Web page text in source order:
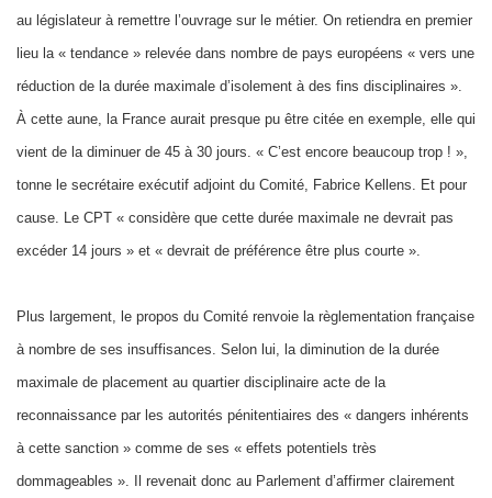
au législateur à remettre l’ouvrage sur le métier. On retiendra en premier
lieu la « tendance » relevée dans nombre de pays européens « vers une
réduction de la durée maximale d’isolement à des fins disciplinaires ».
À cette aune, la France aurait presque pu être citée en exemple, elle qui
vient de la diminuer de 45 à 30 jours. « C’est encore beaucoup trop ! »,
tonne le secrétaire exécutif adjoint du Comité, Fabrice Kellens. Et pour
cause. Le CPT « considère que cette durée maximale ne devrait pas
excéder 14 jours » et « devrait de préférence être plus courte ».
Plus largement, le propos du Comité renvoie la règlementation française
à nombre de ses insuffisances. Selon lui, la diminution de la durée
maximale de placement au quartier disciplinaire acte de la
reconnaissance par les autorités pénitentiaires des « dangers inhérents
à cette sanction » comme de ses « effets potentiels très
dommageables ». Il revenait donc au Parlement d’affirmer clairement